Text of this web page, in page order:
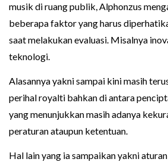
musik di ruang publik, Alphonzus
beberapa faktor yang harus
saat melakukan evaluasi. Misalnya
teknologi.
Alasannya yakni sampai kini masih
perihal royalti bahkan di antara
yang menunjukkan masih adanya
peraturan ataupun ketentuan.
Hal lain yang ia sampaikan yakni